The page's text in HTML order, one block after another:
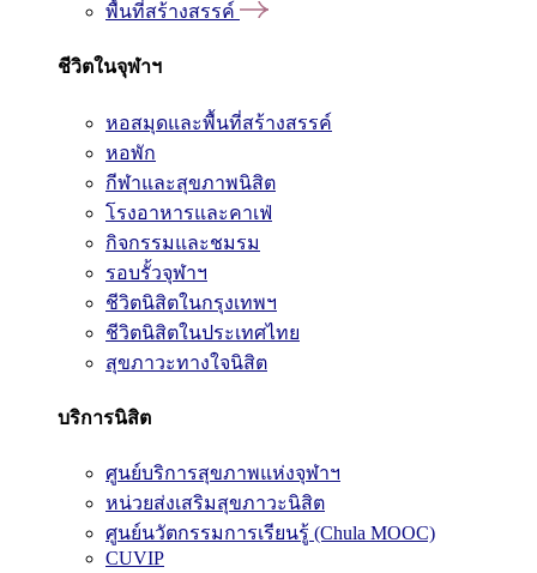
พื้นที่สร้างสรรค์
ชีวิตในจุฬาฯ
หอสมุดและพื้นที่สร้างสรรค์
หอพัก
กีฬาและสุขภาพนิสิต
โรงอาหารและคาเฟ่
กิจกรรมและชมรม
รอบรั้วจุฬาฯ
ชีวิตนิสิตในกรุงเทพฯ
ชีวิตนิสิตในประเทศไทย
สุขภาวะทางใจนิสิต
บริการนิสิต
ศูนย์บริการสุขภาพแห่งจุฬาฯ
หน่วยส่งเสริมสุขภาวะนิสิต
ศูนย์นวัตกรรมการเรียนรู้ (Chula MOOC)
CUVIP